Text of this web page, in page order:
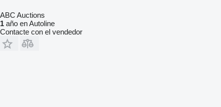
ABC Auctions
1 año en Autoline
Contacte con el vendedor